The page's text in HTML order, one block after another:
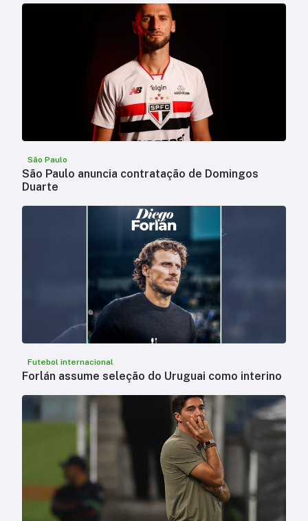
São Paulo
São Paulo anuncia contratação de Domingos
Duarte
Futebol internacional
Forlán assume seleção do Uruguai como interino